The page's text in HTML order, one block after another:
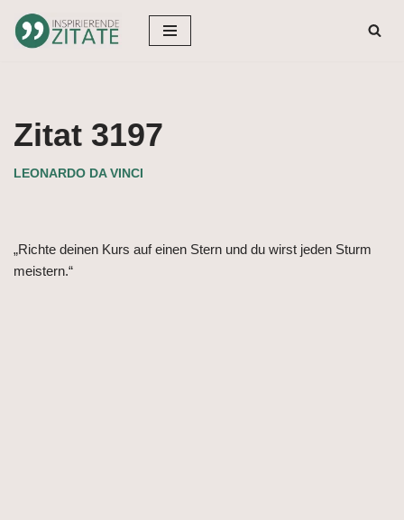
Zum
Zitat 3197
LEONARDO DA VINCI
„Richte deinen Kurs auf einen Stern und du wirst jeden Sturm
meistern.“